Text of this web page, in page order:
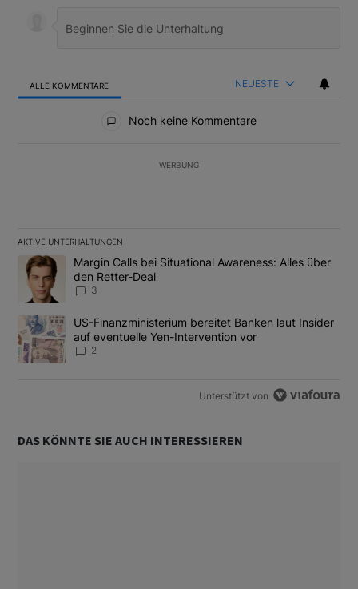
ALLE KOMMENTARE NEUESTE
Noch keine Kommentare
WERBUNG
AKTIVE UNTERHALTUNGEN
Das Folgende ist eine Liste der am meisten kommentierten
Ein Trendartikel mit dem Titel "Margin Calls bei Situational
Margin Calls bei Situational Awareness: Alles über
den Retter-Deal
3
Ein Trendartikel mit dem Titel "US-Finanzministerium bereitet
US-Finanzministerium bereitet Banken laut Insider
auf eventuelle Yen-Intervention vor
2
Unterstützt von
DAS KÖNNTE SIE AUCH INTERESSIEREN